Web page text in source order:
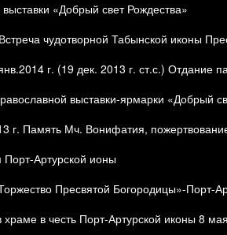
«Добрый свет Рождества»
чудотворной Табынской иконы
г. (19 дек. 2013 г. ст.с.) Отдание
выставки-ярмарки «Добрый
г. Память Мч. Вонифатия,
Артурской ионы
Пресвятой Богородицы»-Порт-
в честь Порт-Артурской иконы 8